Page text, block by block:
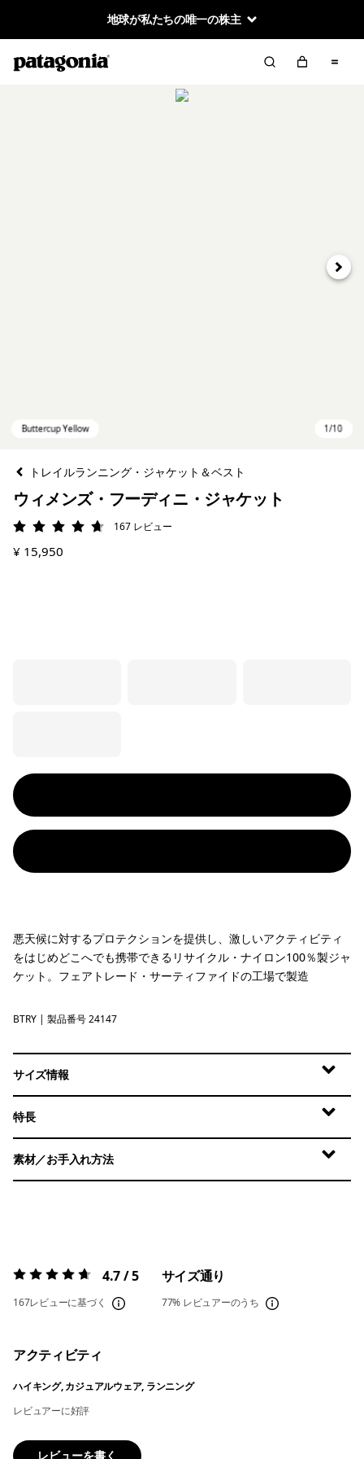
地球が私たちの唯一の株主
次へ
トレイルランニング・ジャケット＆ベスト
ウィメンズ・フーディニ・ジャケット
評価: 4.7 / 5167 レビュー
¥ 15,950
悪天候に対するプロテクションを提供し、激しいアクティビティ
をはじめどこへでも携帯できるリサイクル・ナイロン100％製ジャ
ケット。フェアトレード・サーティファイドの工場で製造
Buttercup Yellow
BTRY | 製品番号 24147
サイズ情報
特長
素材／お手入れ方法
評価:4.7 / 5 4.7 / 5
167レビューに基づく
サイズ通り
77% レビュアーのうち
アクティビティ
ハイキング, カジュアルウェア, ランニング
レビュアーに好評
レビューを書く